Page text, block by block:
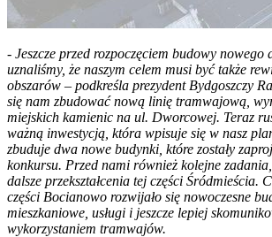
- Jeszcze przed rozpoczęciem budowy
uznaliśmy, że naszym celem musi być także
obszarów – podkreśla prezydent Bydgoszczy
się nam zbudować nową linię tramwajową,
miejskich kamienic na ul. Dworcowej. Teraz
ważną inwestycją, która wpisuje się w nasz
zbuduje dwa nowe budynki, które zostały
konkursu. Przed nami również kolejne
dalsze przekształcenia tej części Śródmieścia.
części Bocianowo rozwijało się nowoczesne
mieszkaniowe, usługi i jeszcze lepiej
wykorzystaniem tramwajów.